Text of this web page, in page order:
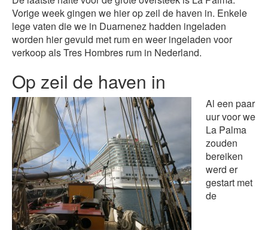
Vorige week gingen we hier op zeil de haven in. Enkele
lege vaten die we in Duarnenez hadden ingeladen
worden hier gevuld met rum en weer ingeladen voor
verkoop als Tres Hombres rum in Nederland.
Op zeil de haven in
Al een paar
uur voor we
La Palma
zouden
bereiken
werd er
gestart met
de